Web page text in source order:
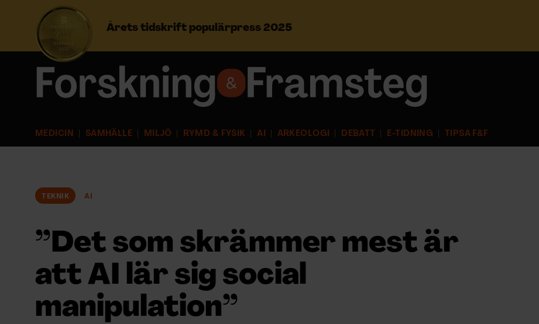
Årets tidskrift populärpress 2025
MEDICIN SAMHÄLLE MILJÖ RYMD & FYSIK AI ARKEOLOGI DEBATT E-TIDNING TIPSA F&F
r
Prenumerera
NYHETSBREV
ARKIV & E-TIDNING
LYSSNA/PODD
EVENEMANG & RESOR
SHOP
TEKNIK AI
”Det som skrämmer mest är
att AI lär sig social
manipulation”